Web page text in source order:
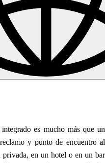
es mucho más que un
y punto de encuentro al
privada, en un hotel o en un bar